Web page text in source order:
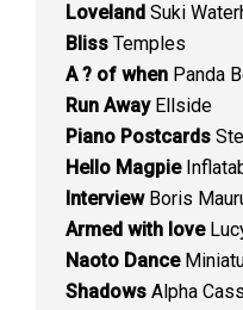
Loveland Suki
Bliss Temples
A ? of when Panda
Run AwayEllside
Piano Postcards
Hello Magpie
InterviewBoris
Armed with love
Naoto Dance
Shadows Alpha